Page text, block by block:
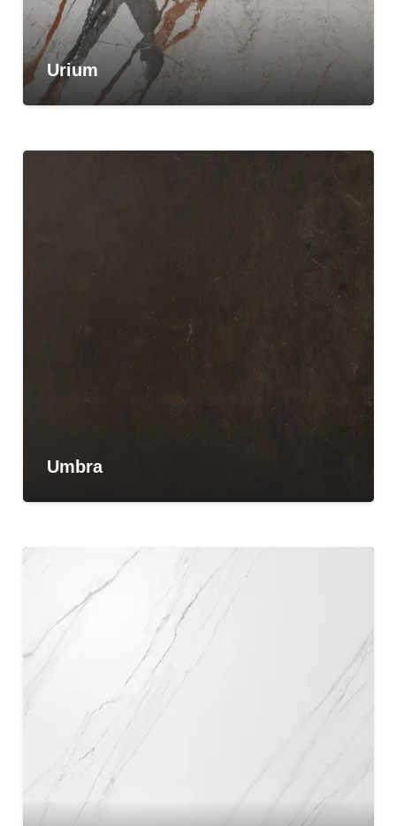
Urium
Umbra